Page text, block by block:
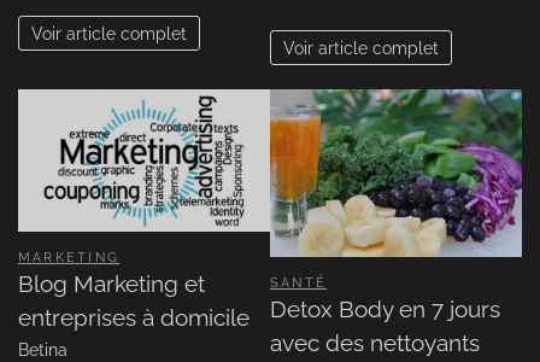
Voir article complet
Voir article complet
MARKETING
Blog Marketing et
entreprises à domicile
Betina
SANTÉ
Detox Body en 7 jours
avec des nettoyants